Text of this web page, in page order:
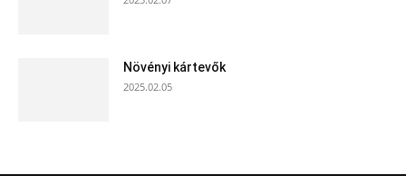
Növényi kártevők
2025.02.05